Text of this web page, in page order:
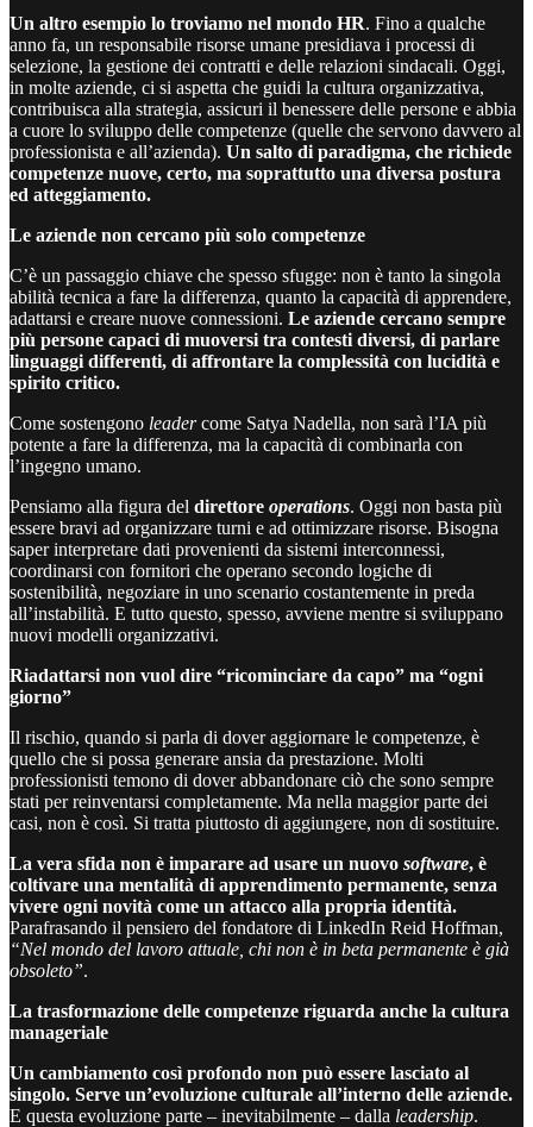
Un altro esempio lo troviamo nel mondo HR. Fino a qualche
anno fa, un responsabile risorse umane presidiava i processi di
selezione, la gestione dei contratti e delle relazioni sindacali. Oggi,
in molte aziende, ci si aspetta che guidi la cultura organizzativa,
contribuisca alla strategia, assicuri il benessere delle persone e abbia
a cuore lo sviluppo delle competenze (quelle che servono davvero al
professionista e all’azienda). Un salto di paradigma, che richiede
competenze nuove, certo, ma soprattutto una diversa postura
ed atteggiamento.
Le aziende non cercano più solo competenze
C’è un passaggio chiave che spesso sfugge: non è tanto la singola
abilità tecnica a fare la differenza, quanto la capacità di apprendere,
adattarsi e creare nuove connessioni. Le aziende cercano sempre
più persone capaci di muoversi tra contesti diversi, di parlare
linguaggi differenti, di affrontare la complessità con lucidità e
spirito critico.
Come sostengono leadercome Satya Nadella, non sarà l’IA più
potente a fare la differenza, ma la capacità di combinarla con
l’ingegno umano.
Pensiamo alla figura del direttore operations. Oggi non basta più
essere bravi ad organizzare turni e ad ottimizzare risorse. Bisogna
saper interpretare dati provenienti da sistemi interconnessi,
coordinarsi con fornitori che operano secondo logiche di
sostenibilità, negoziare in uno scenario costantemente in preda
all’instabilità. E tutto questo, spesso, avviene mentre si sviluppano
nuovi modelli organizzativi.
Riadattarsi non vuol dire “ricominciare da capo” ma “ogni
giorno”
Il rischio, quando si parla di dover aggiornare le competenze, è
quello che si possa generare ansia da prestazione. Molti
professionisti temono di dover abbandonare ciò che sono sempre
stati per reinventarsi completamente. Ma nella maggior parte dei
casi, non è così. Si tratta piuttosto di aggiungere, non di sostituire.
La vera sfida non è imparare ad usare un nuovo software, è
coltivare una mentalità di apprendimento permanente, senza
vivere ogni novità come un attacco alla propria identità.
Parafrasando il pensiero del fondatore di LinkedIn Reid Hoffman,
“Nel mondo del lavoro attuale, chi non è in beta permanente è già
obsoleto”.
La trasformazione delle competenze riguarda anche la cultura
manageriale
Un cambiamento così profondo non può essere lasciato al
singolo. Serve un’evoluzione culturale all’interno delle aziende.
E questa evoluzione parte – inevitabilmente – dalla leadership.